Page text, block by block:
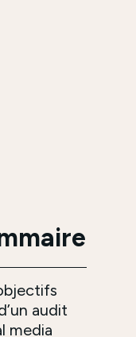
audit
media